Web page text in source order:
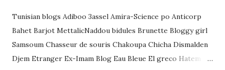
Tunisian blogs Adiboo 3assel Amira-Science po Anticorp
Bahet Barjot MettalicNaddou bidules Brunette Bloggy girl
Samsoum Chasseur de souris Chakoupa Chicha Dismalden
Djem Etranger Ex-Imam Blog Eau Bleue El greco Hatem